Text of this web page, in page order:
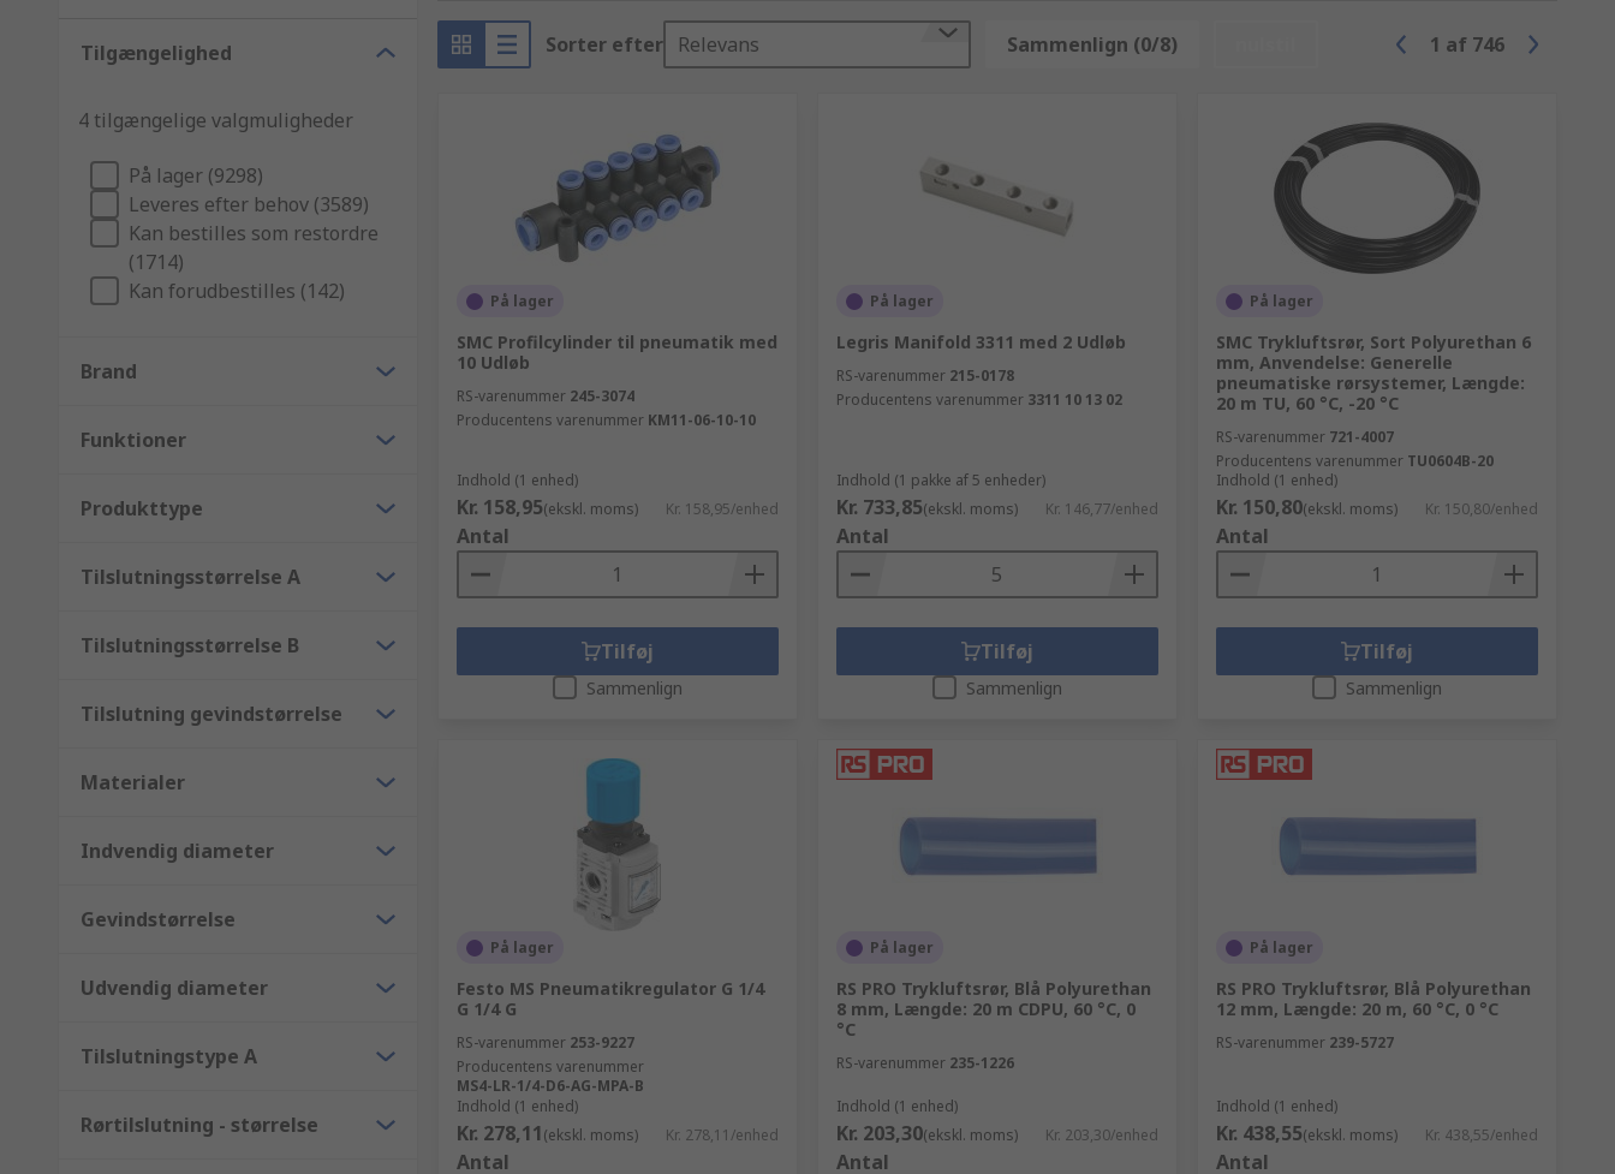
Tilgængelighed
4 tilgængelige valgmuligheder
På lager (9298)
Leveres efter behov (3589)
Kan bestilles som restordre
(1714)
Kan forudbestilles (142)
Brand
Funktioner
Produkttype
Tilslutningsstørrelse A
Tilslutningsstørrelse B
Tilslutning gevindstørrelse
Materialer
Indvendig diameter
Gevindstørrelse
Udvendig diameter
Tilslutningstype A
Rørtilslutning - størrelse
Sorter efter Relevans Sammenlign (0/8) 1 af 746
På lager
SMC Profilcylinder til pneumatik med
10 Udløb
RS-varenummer 245-3074
Producentens varenummer KM11-06-10-10
Indhold (1 enhed)
Kr. 158,95(ekskl. moms) Kr. 158,95/enhed
Antal
Tilføj
Sammenlign
På lager
Legris Manifold 3311 med 2 Udløb
RS-varenummer 215-0178
Producentens varenummer 3311 10 13 02
Indhold (1 pakke af 5 enheder)
Kr. 733,85(ekskl. moms) Kr. 146,77/enhed
Antal
Tilføj
Sammenlign
På lager
SMC Trykluftsrør, Sort Polyurethan 6
mm, Anvendelse: Generelle
pneumatiske rørsystemer, Længde:
20 m TU, 60 °C, -20 °C
RS-varenummer 721-4007
Producentens varenummer TU0604B-20
Indhold (1 enhed)
Kr. 150,80(ekskl. moms) Kr. 150,80/enhed
Antal
Tilføj
Sammenlign
På lager
Festo MS Pneumatikregulator G 1/4
G 1/4 G
RS-varenummer 253-9227
Producentens varenummer
MS4-LR-1/4-D6-AG-MPA-B
Indhold (1 enhed)
Kr. 278,11(ekskl. moms) Kr. 278,11/enhed
Antal
På lager
RS PRO Trykluftsrør, Blå Polyurethan
8 mm, Længde: 20 m CDPU, 60 °C, 0
°C
RS-varenummer 235-1226
Indhold (1 enhed)
Kr. 203,30(ekskl. moms) Kr. 203,30/enhed
Antal
På lager
RS PRO Trykluftsrør, Blå Polyurethan
12 mm, Længde: 20 m, 60 °C, 0 °C
RS-varenummer 239-5727
Indhold (1 enhed)
Kr. 438,55(ekskl. moms) Kr. 438,55/enhed
Antal